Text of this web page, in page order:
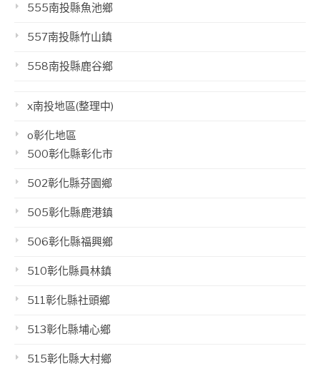
555南投縣魚池鄉
557南投縣竹山鎮
558南投縣鹿谷鄉
x南投地區(整理中)
o彰化地區
500彰化縣彰化市
502彰化縣芬園鄉
505彰化縣鹿港鎮
506彰化縣福興鄉
510彰化縣員林鎮
511彰化縣社頭鄉
513彰化縣埔心鄉
515彰化縣大村鄉